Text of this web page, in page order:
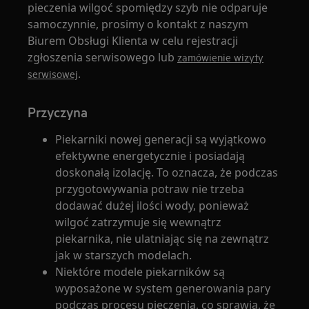
pieczenia wilgoć spomiędzy szyb nie odparuje
samoczynnie, prosimy o kontakt z naszym
Biurem Obsługi Klienta w celu rejestracji
zgłoszenia serwisowego lubzamówienie wizyty
serwisowej.
Przyczyna
Piekarniki nowej generacji są wyjątkowo
efektywne energetycznie i posiadają
doskonałą izolację. To oznacza, że podczas
przygotowywania potraw nie trzeba
dodawać dużej ilości wody, ponieważ
wilgoć zatrzymuje się wewnątrz
piekarnika, nie ulatniając się na zewnątrz
jak w starszych modelach.
Niektóre modele piekarników są
wyposażone w system generowania pary
podczas procesu pieczenia, co sprawia, że